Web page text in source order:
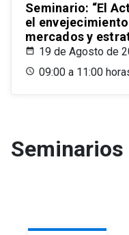
Seminario: “El
el
mercados y
19 de Agosto de
09:00 a 11:00
Seminarios